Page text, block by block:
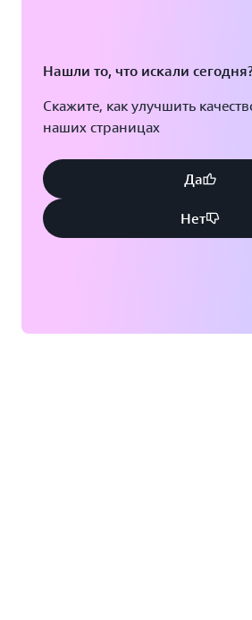
Нашли то, что искали
Скажите, как улучшить
наших страницах
Да
Нет